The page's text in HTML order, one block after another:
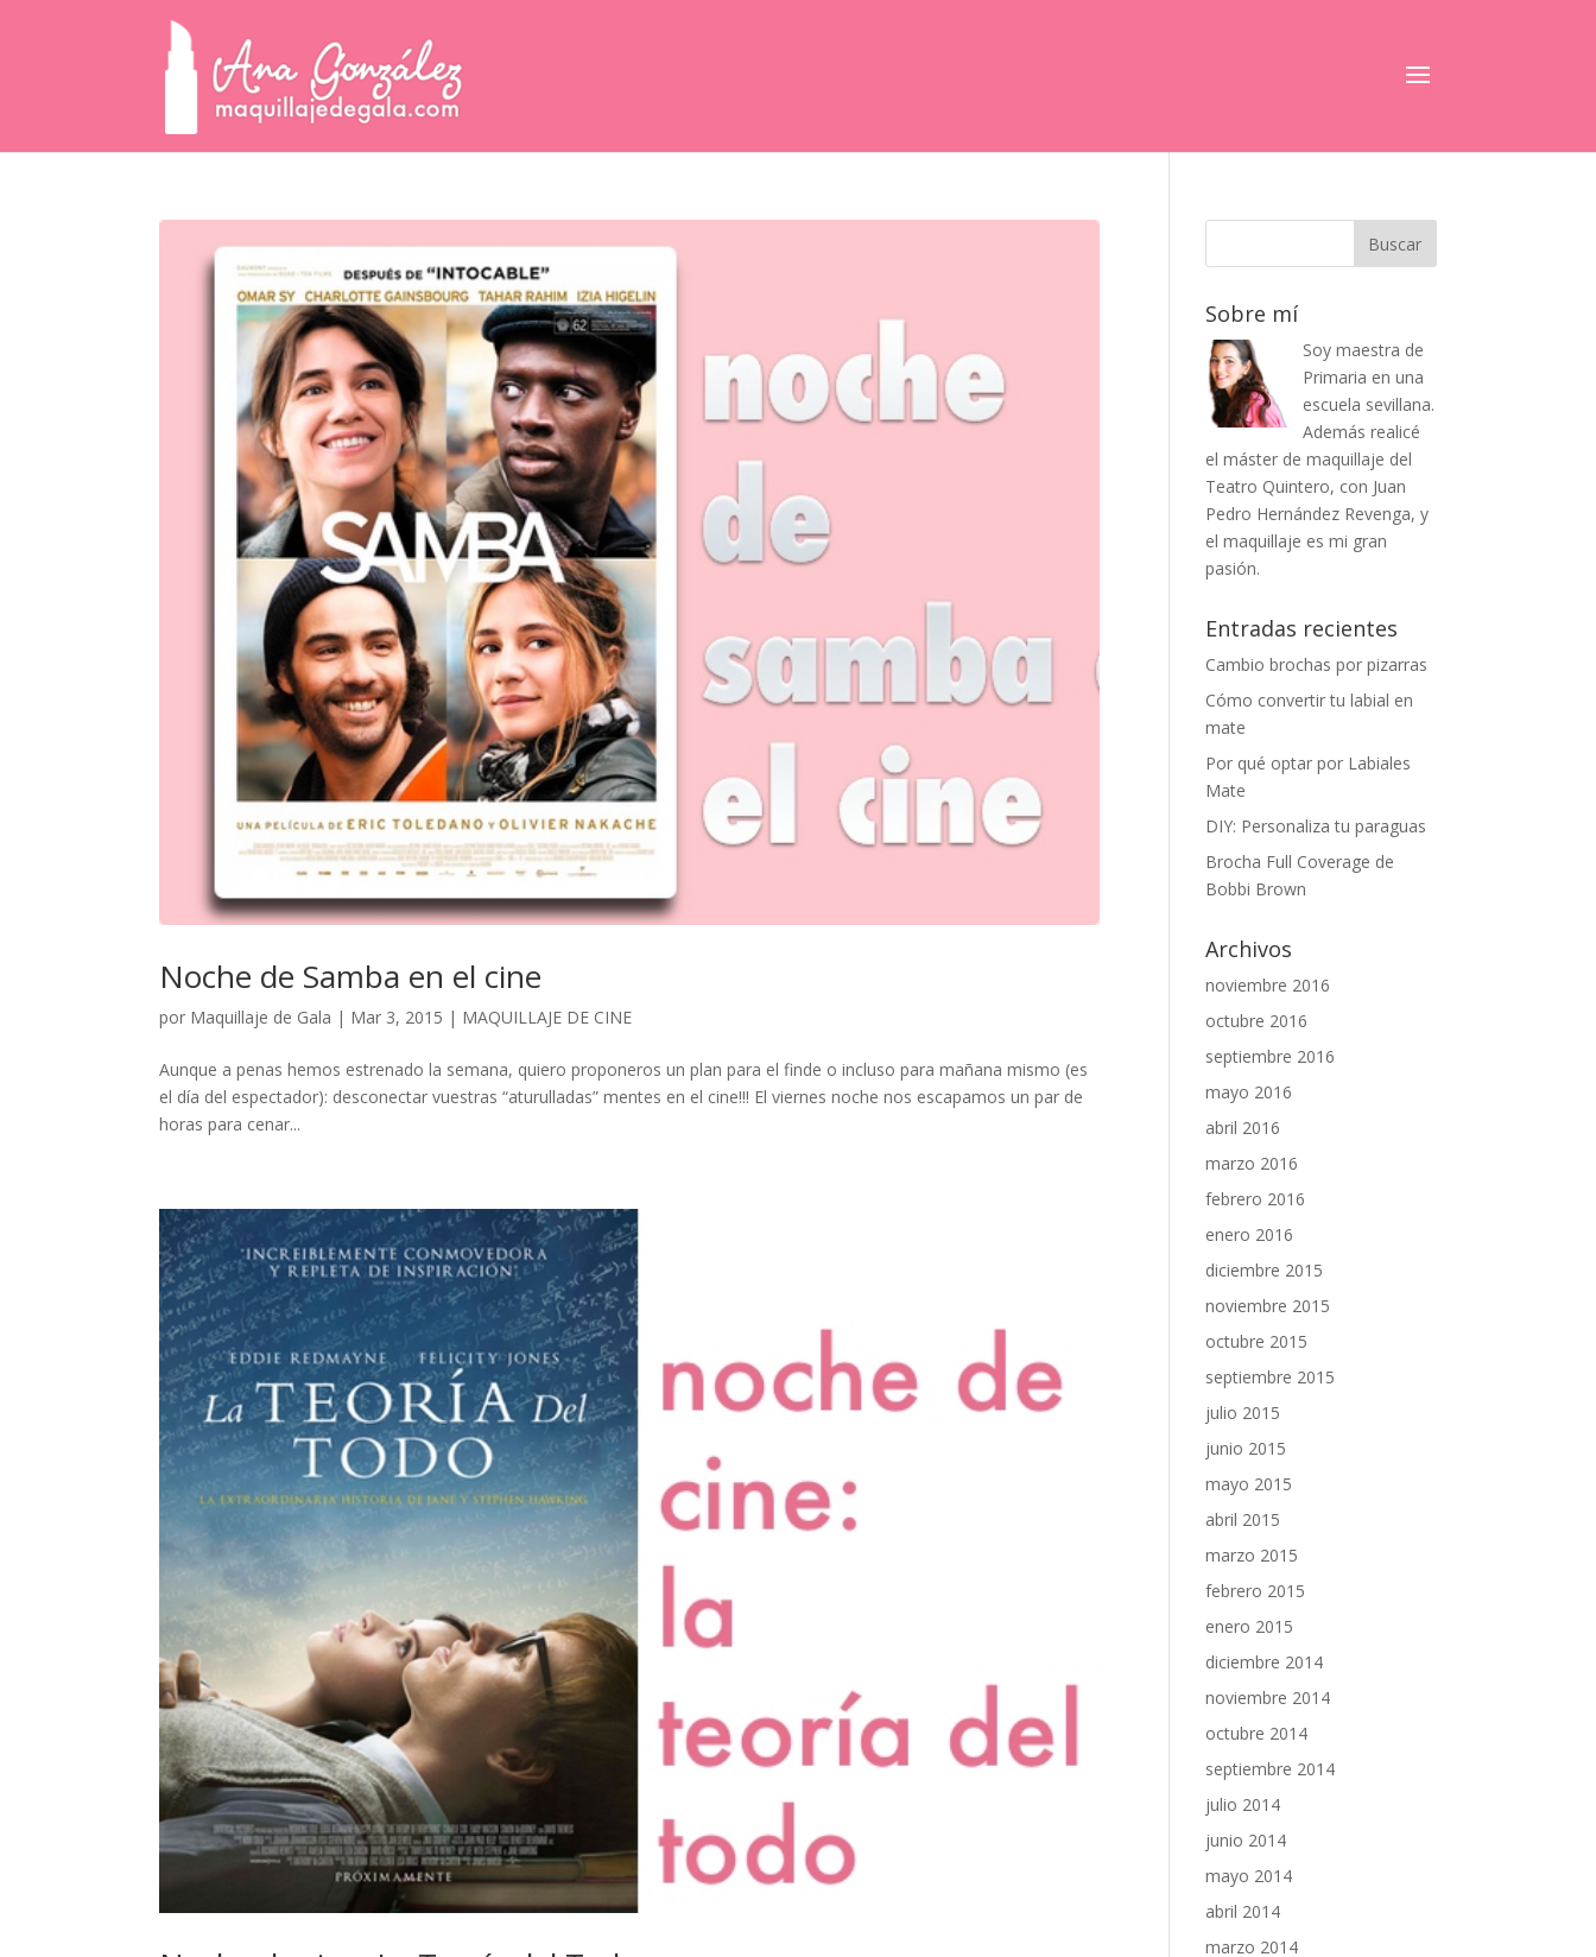
Noche de Samba en el cine
por Maquillaje de Gala | Mar 3, 2015 | MAQUILLAJE DE CINE
Aunque a penas hemos estrenado la semana, quiero proponeros un plan para el finde o incluso para mañana mismo (es
el día del espectador): desconectar vuestras “aturulladas” mentes en el cine!!! El viernes noche nos escapamos un par de
horas para cenar...
Sobre mí
Soy maestra de
Primaria en una
escuela sevillana.
Además realicé
el máster de maquillaje del
Teatro Quintero, con Juan
Pedro Hernández Revenga, y
el maquillaje es mi gran
pasión.
Entradas recientes
Cambio brochas por pizarras
Cómo convertir tu labial en
mate
Por qué optar por Labiales
Mate
DIY: Personaliza tu paraguas
Brocha Full Coverage de
Bobbi Brown
Archivos
noviembre 2016
octubre 2016
septiembre 2016
mayo 2016
abril 2016
marzo 2016
febrero 2016
enero 2016
diciembre 2015
noviembre 2015
octubre 2015
septiembre 2015
julio 2015
junio 2015
mayo 2015
abril 2015
marzo 2015
febrero 2015
enero 2015
diciembre 2014
noviembre 2014
octubre 2014
septiembre 2014
julio 2014
junio 2014
mayo 2014
abril 2014
marzo 2014